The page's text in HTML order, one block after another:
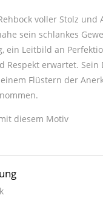
voller Stolz
sein schlankes
ein Leitbild an
Respekt erwartet.
Flüstern der
diesem Motiv